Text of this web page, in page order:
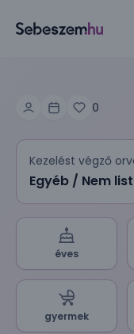
0
Kezelést végző
Egyéb / Nem
éves
gyermek